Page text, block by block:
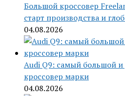
Большой кроссовер
старт производства и
04.08.2026
Audi Q9: самый большой
кроссовер марки
04.08.2026